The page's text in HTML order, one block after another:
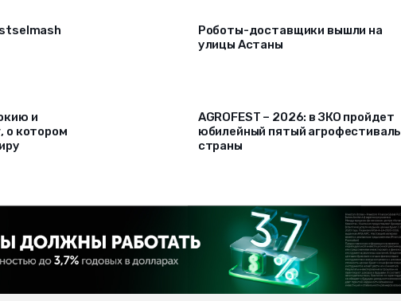
Роботы-доставщики вышли на
улицы Астаны
и
о котором
AGROFEST – 2026: в ЗКО пройдет
юбилейный пятый агрофестиваль
страны